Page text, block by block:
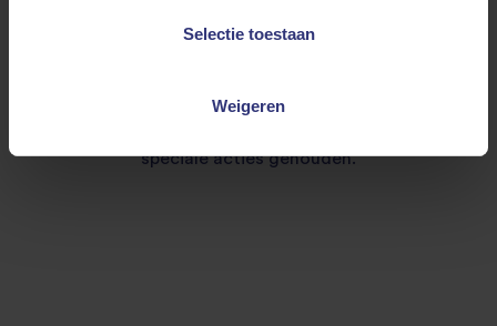
Selectie toestaan
Weigeren
af bij de voedselbank. In sommige
speciale acties gehouden.